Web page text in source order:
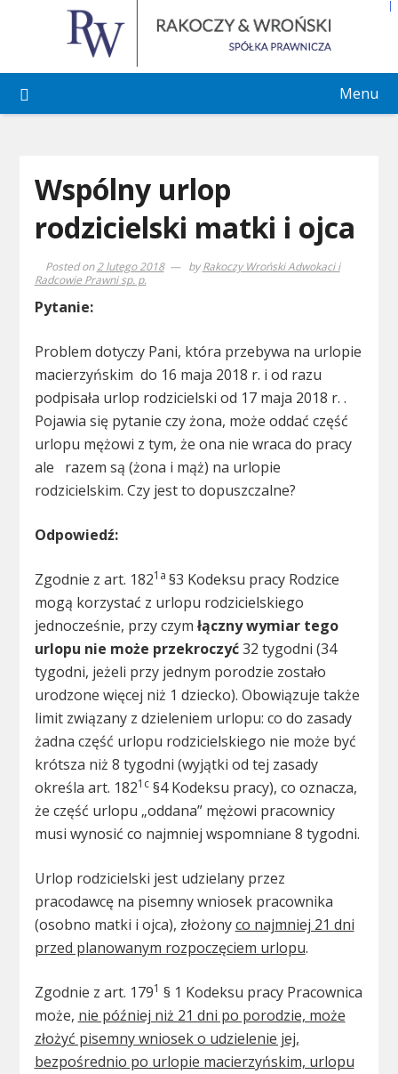
Menu
Wspólny urlop
rodzicielski matki i ojca
Posted on2 lutego 2018 byRakoczy Wroński Adwokaci i
Radcowie Prawni sp. p.
Pytanie:
Problem dotyczy Pani, która przebywa na urlopie
macierzyńskim do 16 maja 2018 r. i od razu
podpisała urlop rodzicielski od 17 maja 2018 r. .
Pojawia się pytanie czy żona, może oddać część
urlopu mężowi z tym, że ona nie wraca do pracy
ale razem są (żona i mąż) na urlopie
rodzicielskim. Czy jest to dopuszczalne?
Odpowiedź:
Zgodnie z art. 1821a §3 Kodeksu pracy Rodzice
mogą korzystać z urlopu rodzicielskiego
jednocześnie, przy czym łączny wymiar tego
urlopu nie może przekroczyć32 tygodni (34
tygodni, jeżeli przy jednym porodzie zostało
urodzone więcej niż 1 dziecko). Obowiązuje także
limit związany z dzieleniem urlopu: co do zasady
żadna część urlopu rodzicielskiego nie może być
krótsza niż 8 tygodni (wyjątki od tej zasady
określa art. 1821c§4 Kodeksu pracy), co oznacza,
że część urlopu „oddana” mężowi pracownicy
musi wynosić co najmniej wspomniane 8 tygodni.
Urlop rodzicielski jest udzielany przez
pracodawcę na pisemny wniosek pracownika
(osobno matki i ojca), złożonyco najmniej 21 dni
przed planowanym rozpoczęciem urlopu.
Zgodnie z art. 1791 § 1 Kodeksu pracy Pracownica
może, nie później niż 21 dni po porodzie, może
złożyć pisemny wniosek o udzielenie jej,
bezpośrednio po urlopie macierzyńskim, urlopu